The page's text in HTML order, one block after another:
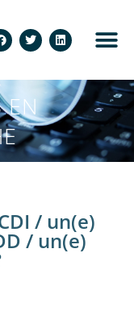
EN
/ un(e)
/ un(e)